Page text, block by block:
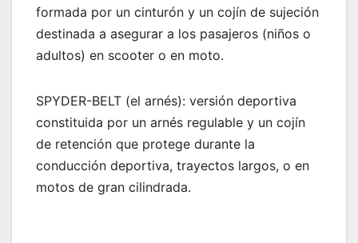
formada por un cinturón y un cojín de sujeción
destinada a asegurar a los pasajeros (niños o
adultos) en scooter o en moto.
SPYDER-BELT (el arnés): versión deportiva
constituida por un arnés regulable y un cojín
de retención que protege durante la
conducción deportiva, trayectos largos, o en
motos de gran cilindrada.